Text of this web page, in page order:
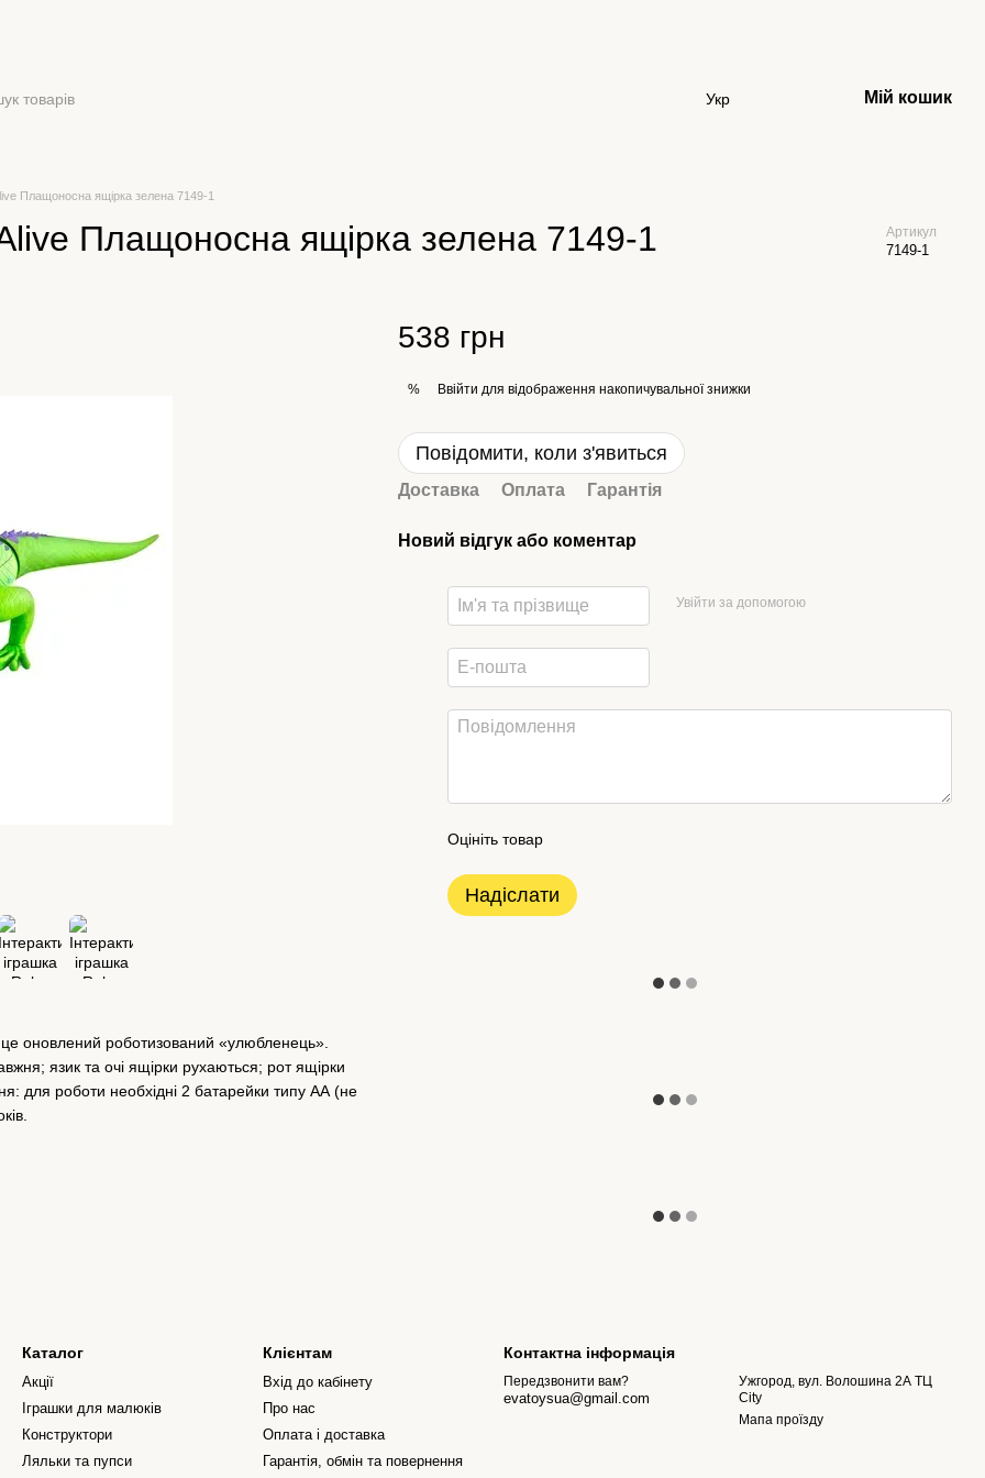
Укр Мій кошик
Плащоносна ящірка зелена 7149-1
Плащоносна ящірка зелена 7149-1 Артикул
7149-1
оновлений роботизований «улюбленець».
язик та очі ящірки рухаються; рот ящірки
для роботи необхідні 2 батарейки типу АА (не
538 грн
% Ввійти для відображення накопичувальної знижки
Повідомити, коли з'явиться
Доставка Оплата Гарантія
Новий відгук або коментар
Увійти за допомогою
Оцініть товар
Надіслати
Каталог
Акції
Іграшки для малюків
Конструктори
Ляльки та пупси
Клієнтам
Вхід до кабінету
Про нас
Оплата і доставка
Гарантія, обмін та повернення
Контактна інформація
Передзвонити вам?
evatoysua@gmail.com
Ужгород, вул. Волошина 2А ТЦ
City
Мапа проїзду